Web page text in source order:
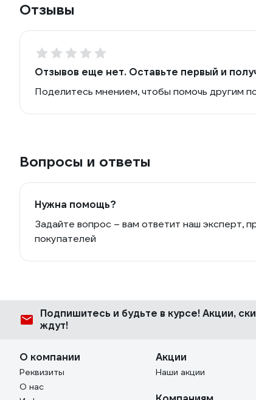
Отзывы
Отзывов еще нет. Оставьте первый и
Поделитесь мнением, чтобы помочь другим
Вопросы и ответы
Нужна помощь?
Задайте вопрос – вам ответит наш эксперт,
покупателей
Подпишитесь и будьте в курсе! Акции,
ждут!
О компании
Реквизиты
О нас
Акции
Наши акции